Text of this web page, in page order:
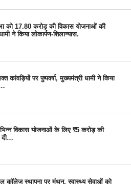
को 17.80 करोड़ की विकास योजनाओं की
ने किया लोकार्पण-शिलान्यास.
कांवड़ियों पर पुष्पवर्षा, मुख्यमंत्री धामी ने किया
विकास योजनाओं के लिए ₹5 करोड़ की
दी…
कॉलेज स्थापना पर मंथन, स्वास्थ्य सेवाओं को